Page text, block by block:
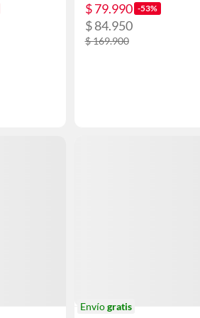
$ 79.990 -53%
$ 84.950
$ 169.900
Envíogratis